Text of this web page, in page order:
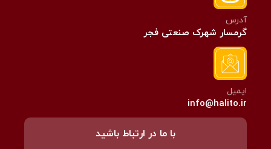
آدرس
گرمسار شهرک صنعتی فجر
ایمیل
info@halito.ir
با ما در ارتباط باشید